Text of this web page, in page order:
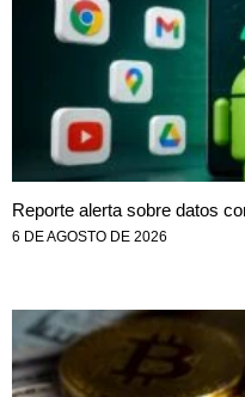
Reporte alerta sobre datos
6 DE AGOSTO DE 2026